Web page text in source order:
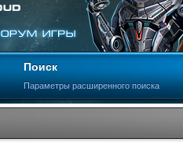
Поиск
Параметры расширенного поиска